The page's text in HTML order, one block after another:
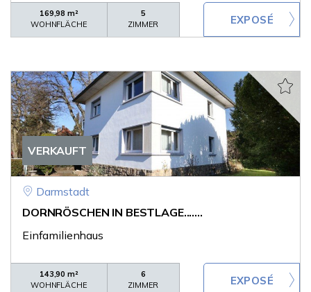
169,98 m²
WOHNFLÄCHE
5
ZIMMER
VERKAUFT
Darmstadt
DORNRÖSCHEN IN BESTLAGE.......
Einfamilienhaus
143,90 m²
WOHNFLÄCHE
6
ZIMMER